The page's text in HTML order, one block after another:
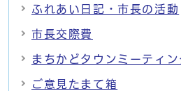
ふれあい日記・市長の活動
市長交際費
まちかどタウンミーティン
ご意見たまて箱